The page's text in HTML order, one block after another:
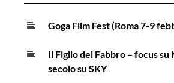
Goga Film Fest (Roma 7-9
Il Figlio del Fabbro – focus su
secolo su SKY